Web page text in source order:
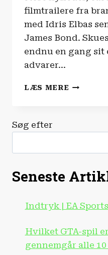
filmtrailere fra
med Idris Elbas
James Bond.
endnu en gang
advarer…
LÆS MERE FILM-
‘WOKE’!
Søg efter
Seneste
Indtryk | EA Sports
Hvilket GTA-spil
gennemgår alle